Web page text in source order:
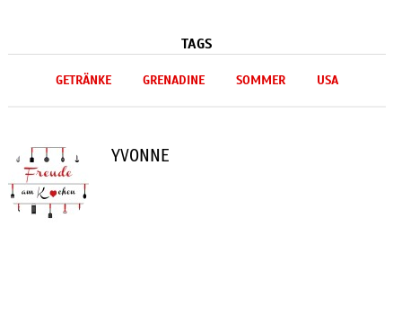
TAGS
GETRÄNKE GRENADINE SOMMER USA
YVONNE